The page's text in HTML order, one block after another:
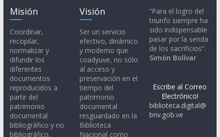
Misión
Coordinar,
recopilar,
normalizar y
difundir los
diferentes
documentos
reproducidos a
partir del
patrimonio
documental
bibliográfico y no
bibliográfico,
Visión
Ser un servicio
efectivo, dinámico
y moderno que
coadyuve, no sólo
al acceso y
preservación en el
tiempo del
patrimonio
documental
resguardado en la
Biblioteca
Nacional como
“Para el logro del
triunfo siempre ha
sido indispensable
pasar por la senda
de los sacrificios”.
Simón Bolívar
Escribe al Correo
Electrónico!
biblioteca.digital@
bnv.gob.ve